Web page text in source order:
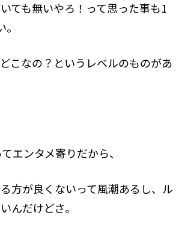
ても無いやろ！って思った事も1
こなの？というレベルのものがあ
エンタメ寄りだから、
方が良くないって風潮あるし、ル
んだけどさ。